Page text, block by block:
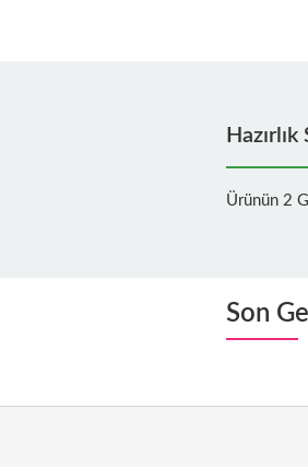
Ürünün 2
Son